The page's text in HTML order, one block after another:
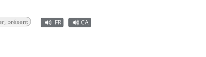
présent FR CA